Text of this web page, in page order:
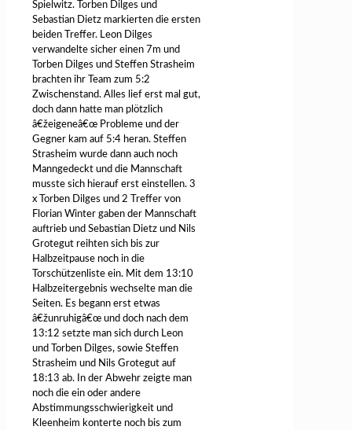
Spielwitz. Torben Dilges und
Sebastian Dietz markierten die ersten
beiden Treffer. Leon Dilges
verwandelte sicher einen 7m und
Torben Dilges und Steffen Strasheim
brachten ihr Team zum 5:2
Zwischenstand. Alles lief erst mal gut,
doch dann hatte man plötzlich
â€žeigeneâ€œ Probleme und der
Gegner kam auf 5:4 heran. Steffen
Strasheim wurde dann auch noch
Manngedeckt und die Mannschaft
musste sich hierauf erst einstellen. 3
x Torben Dilges und 2 Treffer von
Florian Winter gaben der Mannschaft
auftrieb und Sebastian Dietz und Nils
Grotegut reihten sich bis zur
Halbzeitpause noch in die
Torschützenliste ein. Mit dem 13:10
Halbzeitergebnis wechselte man die
Seiten. Es begann erst etwas
â€žunruhigâ€œ und doch nach dem
13:12 setzte man sich durch Leon
und Torben Dilges, sowie Steffen
Strasheim und Nils Grotegut auf
18:13 ab. In der Abwehr zeigte man
noch die ein oder andere
Abstimmungsschwierigkeit und
Kleenheim konterte noch bis zum